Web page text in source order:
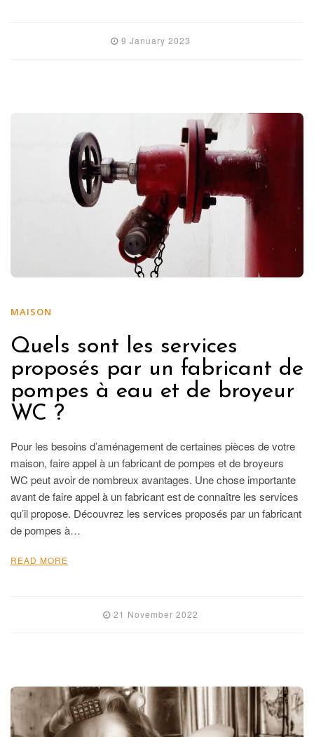
9 January 2023
MAISON
Quels sont les services
proposés par un fabricant de
pompes à eau et de broyeur
WC ?
Pour les besoins d’aménagement de certaines pièces de votre
maison, faire appel à un fabricant de pompes et de broyeurs
WC peut avoir de nombreux avantages. Une chose importante
avant de faire appel à un fabricant est de connaître les services
qu’il propose. Découvrez les services proposés par un fabricant
de pompes à…
READ MORE
21 November 2022